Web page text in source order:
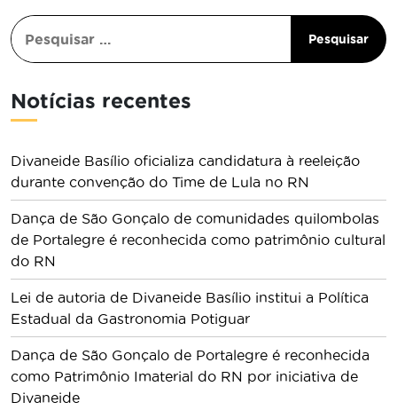
Notícias recentes
Divaneide Basílio oficializa candidatura à reeleição
durante convenção do Time de Lula no RN
Dança de São Gonçalo de comunidades quilombolas
de Portalegre é reconhecida como patrimônio cultural
do RN
Lei de autoria de Divaneide Basílio institui a Política
Estadual da Gastronomia Potiguar
Dança de São Gonçalo de Portalegre é reconhecida
como Patrimônio Imaterial do RN por iniciativa de
Divaneide